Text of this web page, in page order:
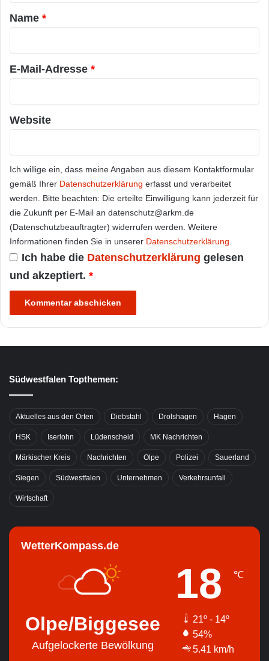
a
r
*
Name *
E-Mail-Adresse *
Website
Ich willige ein, dass meine Angaben aus diesem Kontaktformular
gemäß Ihrer Datenschutzerklärung erfasst und verarbeitet
werden. Bitte beachten: Die erteilte Einwilligung kann jederzeit für
die Zukunft per E-Mail an datenschutz@arkm.de
(Datenschutzbeauftragter) widerrufen werden. Weitere
Informationen finden Sie in unserer Datenschutzerklärung.
Ich habe die Datenschutzerklärung gelesen
und akzeptiert. *
Südwestfalen Topthemen:
Aktuelles aus den Orten Diebstahl Drolshagen Hagen
HSK Iserlohn Lüdenscheid MK Nachrichten
Märkischer Kreis Nachrichten Olpe Polizei Sauerland
Siegen Südwestfalen Unternehmen Verkehrsunfall
Wirtschaft
WetterKompass.de
Olpe/Biggesee
Aufgelockerte Bewölkung
18 ℃
21º - 14º
54%
5.41 km/h